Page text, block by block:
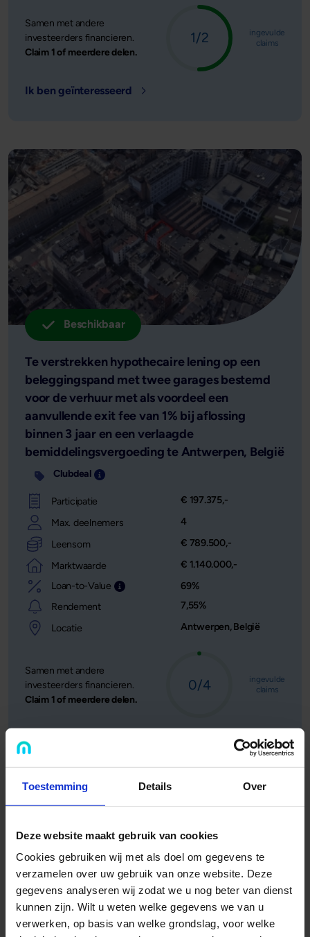
Toestemming Details Over
Deze website maakt gebruik van cookies
Cookies gebruiken wij met als doel om gegevens te
verzamelen over uw gebruik van onze website. Deze
gegevens analyseren wij zodat we u nog beter van dienst
kunnen zijn. Wilt u weten welke gegevens we van u
verwerken, op basis van welke grondslag, voor welke
Samen met andere
investeerders financieren.
Claim 1 of meerdere delen.
1/2
ingevulde
claims
Ik ben geïnteresseerd - Locatie: Antwerpen, België -
Beschikbaar
Te verstrekken hypothecaire lening op een
beleggingspand met twee garages bestemd
voor de verhuur met als voordeel een
aanvullende exit fee van 1% bij aflossing
binnen 3 jaar en een verlaagde
bemiddelingsvergoeding te Antwerpen, België
Clubdeal Investering opgedeeld in meerdere delen met
Participatie
€ 197.375,-
Max. deelnemers
4
Leensom
€ 789.500,-
Marktwaarde
€ 1.140.000,-
Loan-to-Value
Leensom afgezet tegen de waarde van
69%
Rendement
7,55%
Locatie
Antwerpen, België
Samen met andere
investeerders financieren.
Claim 1 of meerdere delen.
0/4
ingevulde
claims
- Locatie: Antwerpen, België -